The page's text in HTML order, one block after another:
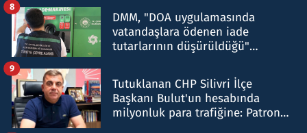
DMM, "DOA uygulamasında
vatandaşlara ödenen iade
tutarlarının düşürüldüğü"
8
Tutuklanan CHP Silivri İlçe
Başkanı Bulut'un hesabında
milyonluk para trafiğine: Patron
9